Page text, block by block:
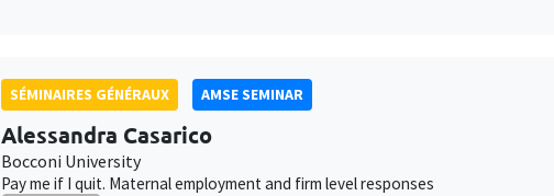
SÉMINAIRES GÉNÉRAUX AMSE SEMINAR
Alessandra Casarico
Bocconi University
Pay me if I quit. Maternal employment and firm level responses